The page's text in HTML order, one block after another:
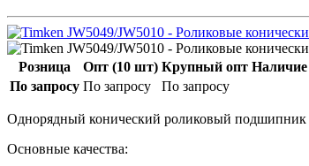
Розница Опт (10 шт) Крупный опт Наличие
По запросу По запросу По запросу
Однорядный конический роликовый подшипник
Основные качества: